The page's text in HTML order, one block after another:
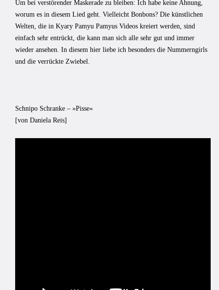
Um bei verstörender Maskerade zu bleiben: Ich habe keine Ahnung,
worum es in diesem Lied geht. Vielleicht Bonbons? Die künstlichen
Welten, die in Kyary Pamyu Pamyus Videos kreiert werden, sind
einfach sehr entrückt, die kann man sich alle sehr gut und immer
wieder ansehen. In diesem hier liebe ich besonders die Nummerngirls
und die verrückte Zwiebel.
Schnipo Schranke – »Pisse«
[von Daniela Reis]